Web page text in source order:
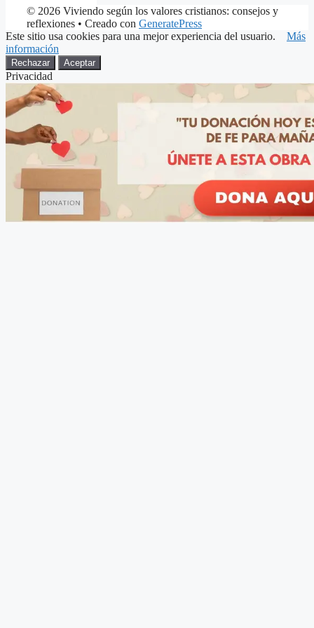
© 2026 Viviendo según los valores cristianos: consejos y
reflexiones • Creado con GeneratePress
Este sitio usa cookies para una mejor experiencia del usuario. Más
información
Rechazar Aceptar
Privacidad